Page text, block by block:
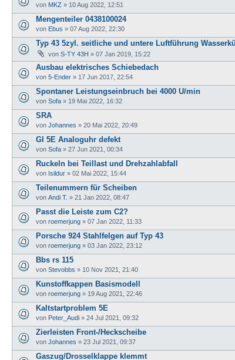
von MKZ » 10 Aug 2022, 12:51
Mengenteiler 0438100024
von Ebus » 07 Aug 2022, 22:30
Typ 43 5zyl. seitliche und untere Luftführung
von S-TY 43H » 07 Jan 2019, 15:22
Ausbau elektrisches Schiebedach
von 5-Ender » 17 Jun 2017, 22:54
Spontaner Leistungseinbruch bei 4000 U/min
von Sofa » 19 Mai 2022, 16:32
SRA
von Johannes » 20 Mai 2022, 20:49
Gl 5E Analoguhr defekt
von Sofa » 27 Jun 2021, 00:34
Ruckeln bei Teillast und Drehzahlabfall
von Isildur » 02 Mai 2022, 15:44
Teilenummern für Scheiben
von Andi T. » 21 Jan 2022, 08:47
Passt die Leiste zum C2?
von roemerjung » 07 Jan 2022, 11:33
Porsche 924 Stahlfelgen auf Typ 43
von roemerjung » 03 Jan 2022, 23:12
Bbs rs 115
von Stevobbs » 10 Nov 2021, 21:40
Kunstoffkappen Basismodell
von roemerjung » 19 Aug 2021, 22:46
Kaltstartproblem 5E
von Peter_Audi » 24 Jul 2021, 09:32
Zierleisten Front-/Heckscheibe
von Johannes » 23 Jul 2021, 09:37
Gaszug/Drosselklappe klemmt